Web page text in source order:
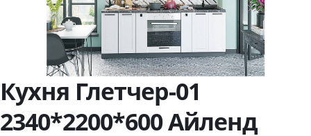
Кухня Глетчер-01
2340*2200*600 Айленд